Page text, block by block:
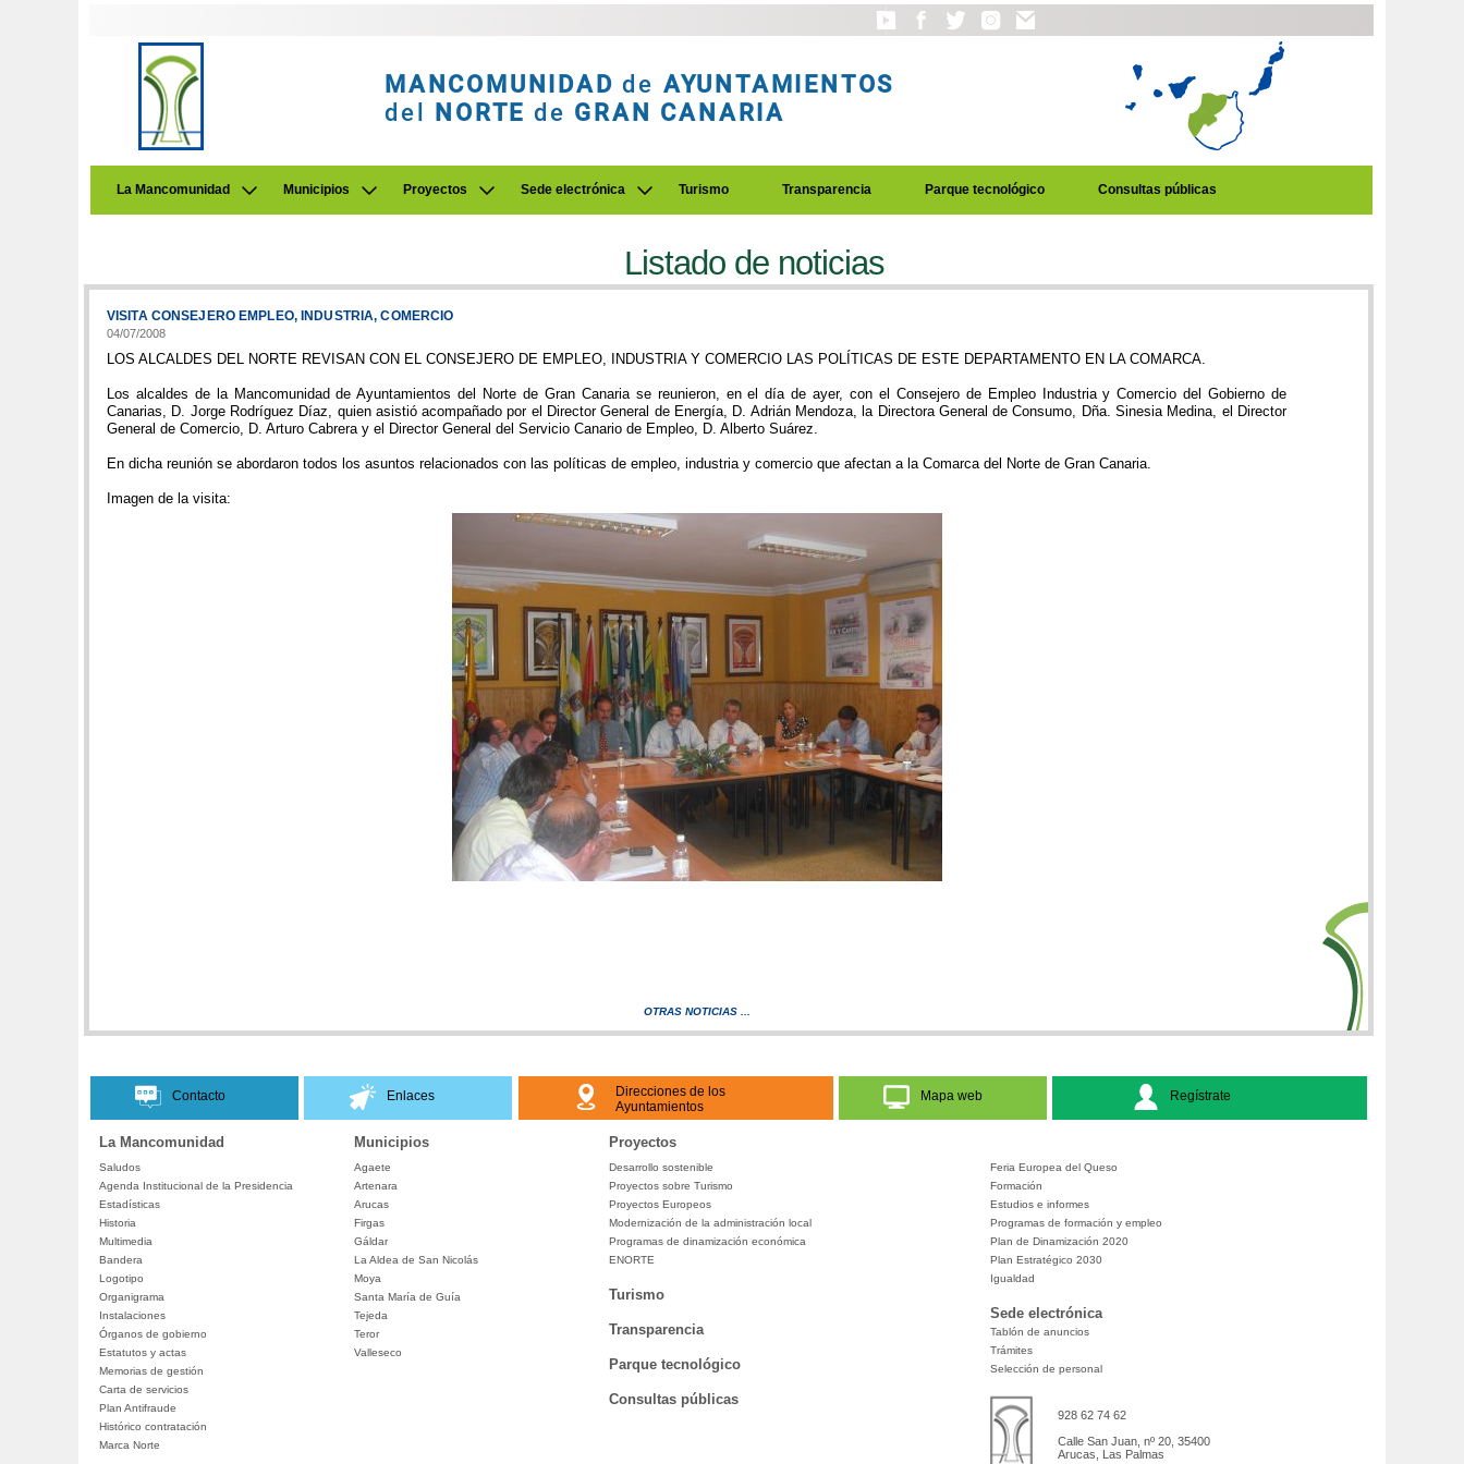
MANCOMUNIDAD de AYUNTAMIENTOS
del NORTE de GRAN CANARIA
La Mancomunidad Municipios Proyectos Sede electrónica Turismo Transparencia Parque tecnológico Consultas públicas
Listado de noticias
VISITA CONSEJERO EMPLEO, INDUSTRIA, COMERCIO
04/07/2008
LOS ALCALDES DEL NORTE REVISAN CON EL CONSEJERO DE EMPLEO, INDUSTRIA Y COMERCIO LAS POLÍTICAS DE ESTE DEPARTAMENTO EN LA COMARCA.
Los alcaldes de la Mancomunidad de Ayuntamientos del Norte de Gran Canaria se reunieron, en el día de ayer, con el Consejero de Empleo Industria y Comercio del Gobierno de
Canarias, D. Jorge Rodríguez Díaz, quien asistió acompañado por el Director General de Energía, D. Adrián Mendoza, la Directora General de Consumo, Dña. Sinesia Medina, el Director
General de Comercio, D. Arturo Cabrera y el Director General del Servicio Canario de Empleo, D. Alberto Suárez.
En dicha reunión se abordaron todos los asuntos relacionados con las políticas de empleo, industria y comercio que afectan a la Comarca del Norte de Gran Canaria.
Imagen de la visita:
OTRAS NOTICIAS ...
Contacto Enlaces
Direcciones de los
Ayuntamientos
Mapa web Regístrate
La Mancomunidad Municipios Proyectos
Saludos
Agenda Institucional de la Presidencia
Estadísticas
Historia
Multimedia
Bandera
Logotipo
Organigrama
Instalaciones
Órganos de gobierno
Estatutos y actas
Memorias de gestión
Carta de servicios
Plan Antifraude
Histórico contratación
Marca Norte
Agaete
Artenara
Arucas
Firgas
Gáldar
La Aldea de San Nicolás
Moya
Santa María de Guía
Tejeda
Teror
Valleseco
Desarrollo sostenible
Proyectos sobre Turismo
Proyectos Europeos
Modernización de la administración local
Programas de dinamización económica
ENORTE
Turismo
Transparencia
Parque tecnológico
Consultas públicas
Feria Europea del Queso
Formación
Estudios e informes
Programas de formación y empleo
Plan de Dinamización 2020
Plan Estratégico 2030
Igualdad
Sede electrónica
Tablón de anuncios
Trámites
Selección de personal
928 62 74 62
Calle San Juan, nº 20, 35400
Arucas, Las Palmas